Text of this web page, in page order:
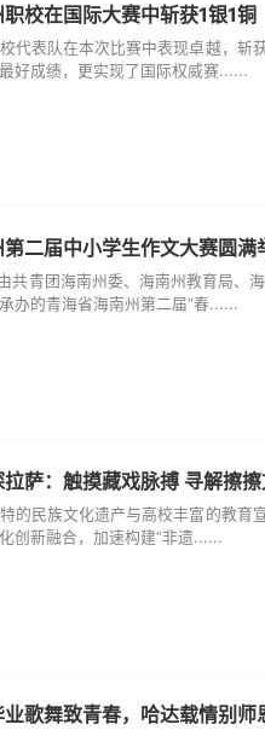
校在国际大赛中斩获1银1铜
代表队在本次比赛中表现卓越，斩
好成绩，更实现了国际权威赛......
二届中小学生作文大赛圆满
共青团海南州委、海南州教育局、
办的青海省海南州第二届“春......
萨：触摸藏戏脉搏 寻解擦
的民族文化遗产与高校丰富的教育
创新融合，加速构建“非遗......
歌舞致青春，哈达载情别师